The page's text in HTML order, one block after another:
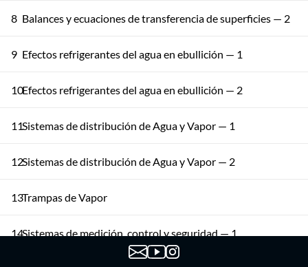
8 Balances y ecuaciones de transferencia de superficies — 2
9 Efectos refrigerantes del agua en ebullición — 1
10Efectos refrigerantes del agua en ebullición — 2
11Sistemas de distribución de Agua y Vapor — 1
12Sistemas de distribución de Agua y Vapor — 2
13Trampas de Vapor
14Sistemas de medición, control y seguridad — 1